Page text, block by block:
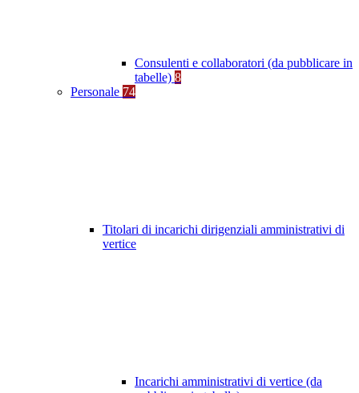
Consulenti e collaboratori (da pubblicare in
tabelle) 8
Personale 74
Titolari di incarichi dirigenziali amministrativi di
vertice
Incarichi amministrativi di vertice (da